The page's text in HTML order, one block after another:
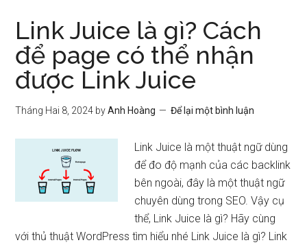
Link Juice là gì? Cách
để page có thể nhận
được Link Juice
Tháng Hai 8, 2024 byAnh Hoàng Để lại một bình luận
Link Juice là một thuật ngữ dùng
để đo độ mạnh của các backlink
bên ngoài, đây là một thuật ngữ
chuyên dùng trong SEO. Vậy cụ
thể, Link Juice là gì? Hãy cùng
với thủ thuật WordPress tìm hiểu nhé Link Juice là gì? Link